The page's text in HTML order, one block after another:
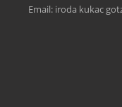
Email: iroda kukac